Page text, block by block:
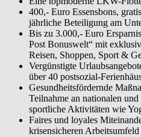
400,- Euro Essensbons,
jährliche Beteiligung am
Bis zu 3.000,- Euro
Post Bonuswelt“ mit
Reisen, Shoppen, Sport &
Vergünstigte
über 40 postsozial-
Gesundheitsfördernde
Teilnahme an nationalen
sportliche Aktivitäten wie
Faires und loyales
krisensicheren Arbeitsumfeld